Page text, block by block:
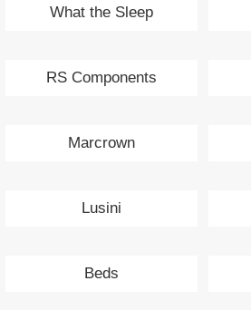
What the Sleep
RS Components
Marcrown
Lusini
Beds